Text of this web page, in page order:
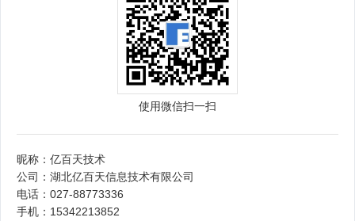
使用微信扫一扫
昵称：亿百天技术
公司：湖北亿百天信息技术有限公司
电话：027-88773336
手机：15342213852